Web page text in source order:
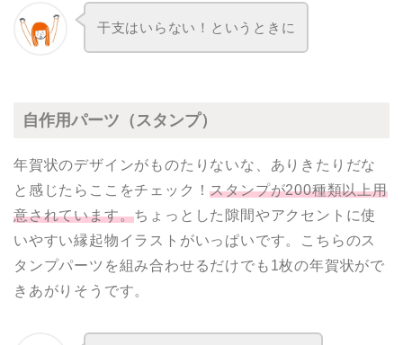
干支はいらない！というときに
自作用パーツ（スタンプ）
年賀状のデザインがものたりないな、ありきたりだな
と感じたらここをチェック！スタンプが200種類以上用
意されています。ちょっとした隙間やアクセントに使
いやすい縁起物イラストがいっぱいです。こちらのス
タンプパーツを組み合わせるだけでも1枚の年賀状がで
きあがりそうです。